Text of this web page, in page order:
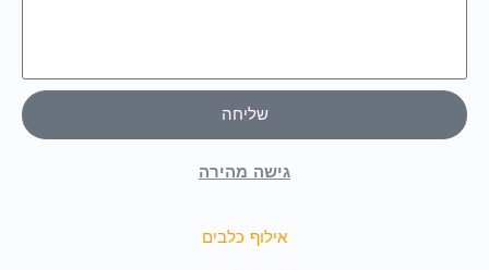
שליחה
גישה מהירה
אילוף כלבים